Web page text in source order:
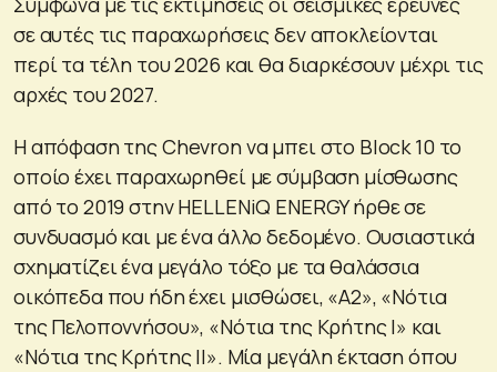
σε αυτές τις παραχωρήσεις δεν αποκλείονται
περί τα τέλη του 2026 και θα διαρκέσουν μέχρι τις
αρχές του 2027.
Η απόφαση της Chevron να μπει στο Block 10 το
οποίο έχει παραχωρηθεί με σύμβαση μίσθωσης
από το 2019 στην HELLENiQ ENERGY ήρθε σε
συνδυασμό και με ένα άλλο δεδομένο. Ουσιαστικά
σχηματίζει ένα μεγάλο τόξο με τα θαλάσσια
οικόπεδα που ήδη έχει μισθώσει, «Α2», «Νότια
της Πελοποννήσου», «Νότια της Κρήτης I» και
«Νότια της Κρήτης II». Μία μεγάλη έκταση όπου